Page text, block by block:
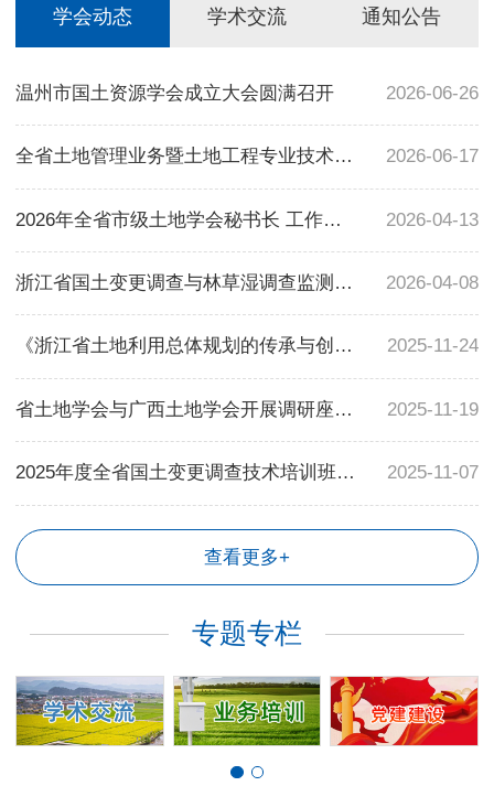
学会动态 学术交流 通知公告
温州市国土资源学会成立大会圆满召开 2026-06-26
全省土地管理业务暨土地工程专业技术人员继续教育培训班成功举办 2026-06-17
2026年全省市级土地学会秘书长 工作会议在诸暨市召开 2026-04-13
浙江省国土变更调查与林草湿调查监测业务协同研讨会成功召开 2026-04-08
《浙江省土地利用总体规划的传承与创新》著作研讨会在杭召开 2025-11-24
省土地学会与广西土地学会开展调研座谈会 2025-11-19
2025年度全省国土变更调查技术培训班成功举办 2025-11-07
查看更多+
专题专栏